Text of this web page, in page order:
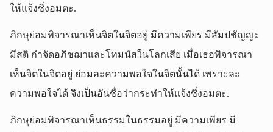
ให้แจ้งซึ่งอมตะ.
ภิกษุย่อมพิจารณาเห็นจิตในจิตอยู่ มีความเพียร มีสัมปชัญญะ
มีสติ กำจัดอภิชฌาและโทมนัสในโลกเสีย เมื่อเธอพิจารณา
เห็นจิตในจิตอยู่ ย่อมละความพอใจในจิตนั้นได้ เพราะละ
ความพอใจได้ จึงเป็นอันชื่อว่ากระทำให้แจ้งซึ่งอมตะ.
ภิกษุย่อมพิจารณาเห็นธรรมในธรรมอยู่ มีความเพียร มี